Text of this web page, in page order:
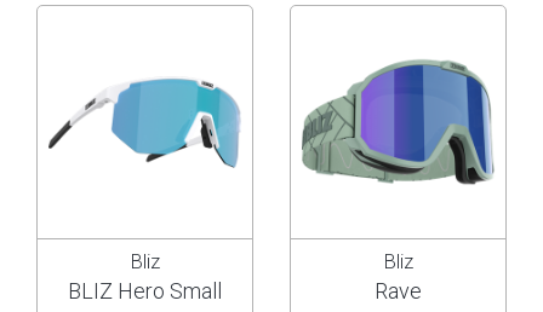
Bliz
BLIZ Hero Small
Bliz
Rave